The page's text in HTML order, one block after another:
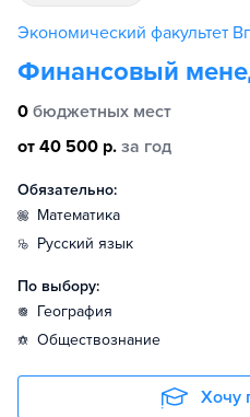
Экономический факультет
Финансовый
0 бюджетных мест
от 40 500 р. за год
Обязательно:
математика
русский язык
По выбору:
география
обществознание
Хочу